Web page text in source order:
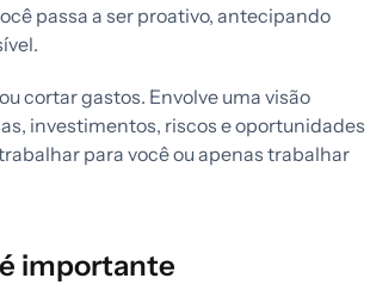
passa a ser proativo, antecipando
cortar gastos. Envolve uma visão
investimentos, riscos e oportunidades
para você ou apenas trabalhar
importante